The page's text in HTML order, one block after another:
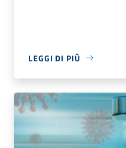
LEGGI DI PIÙ